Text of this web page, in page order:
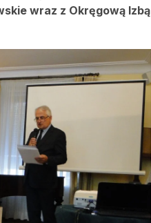
wraz z Okręgową Izbą